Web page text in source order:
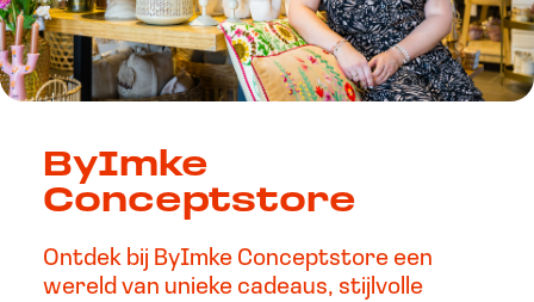
ByImke
Conceptstore
Ontdek bij ByImke Conceptstore een
wereld van unieke cadeaus, stijlvolle